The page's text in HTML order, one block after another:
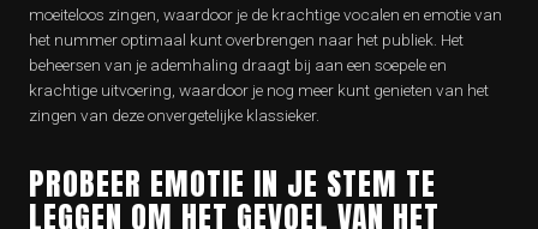
moeiteloos zingen, waardoor je de krachtige vocalen en emotie van
het nummer optimaal kunt overbrengen naar het publiek. Het
beheersen van je ademhaling draagt bij aan een soepele en
krachtige uitvoering, waardoor je nog meer kunt genieten van het
zingen van deze onvergetelijke klassieker.
PROBEER EMOTIE IN JE STEM TE
LEGGEN OM HET GEVOEL VAN HET